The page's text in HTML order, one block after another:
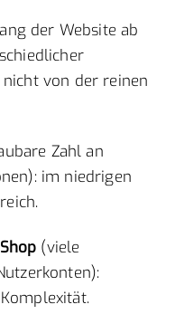
der Website ab
von der reinen
Zahl an
im niedrigen
(viele